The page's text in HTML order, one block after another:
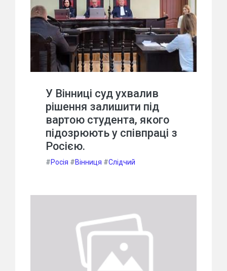
У Вінниці суд ухвалив
рішення залишити під
вартою студента, якого
підозрюють у співпраці з
Росією.
#Росія #Вінниця #Слідчий